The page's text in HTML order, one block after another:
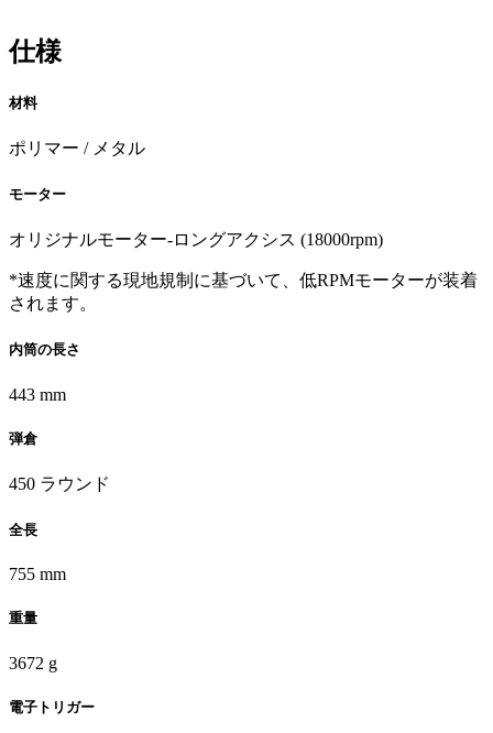
仕様
材料
ポリマー / メタル
モーター
オリジナルモーター-ロングアクシス (18000rpm)
*速度に関する現地規制に基づいて、低RPMモーターが装着
されます。
内筒の長さ
443 mm
弾倉
450 ラウンド
全長
755 mm
重量
3672 g
電子トリガー